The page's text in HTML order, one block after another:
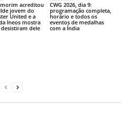
acreditou
jovem do
United e a
Ineos mostra
dele
CWG 2026, dia 9:
programação completa,
horário e todos os
eventos de medalhas
com a Índia